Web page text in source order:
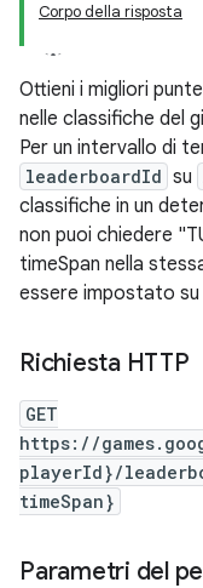
Corpo della risposta
Ottieni i migliori
nelle classifiche del
Per un intervallo di
leaderboardId su
classifiche in un
non puoi chiedere
timeSpan nella
essere impostato su
Richiesta HTTP
GET
https://
playerId}/
timeSpan}
Parametri del